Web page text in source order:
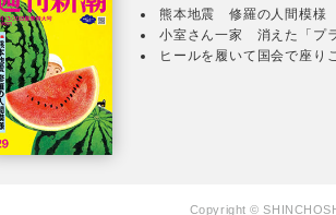
熊本地震 修羅の人間模様
小室さん一家 消えた「プ
ヒールを履いて国会で座
Copyright ©